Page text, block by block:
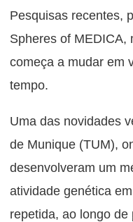
Pesquisas recentes,
Spheres of MEDICA,
começa a mudar em
tempo.
Uma das novidades
de Munique (TUM),
desenvolveram um
atividade genética
repetida, ao longo